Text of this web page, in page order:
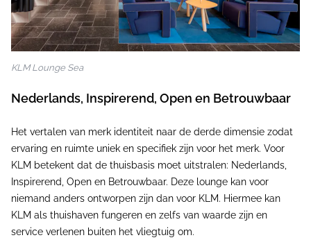
KLM Lounge Sea
Nederlands, Inspirerend, Open en Betrouwbaar
Het vertalen van merk identiteit naar de derde dimensie zodat
ervaring en ruimte uniek en specifiek zijn voor het merk. Voor
KLM betekent dat de thuisbasis moet uitstralen: Nederlands,
Inspirerend, Open en Betrouwbaar. Deze lounge kan voor
niemand anders ontworpen zijn dan voor KLM. Hiermee kan
KLM als thuishaven fungeren en zelfs van waarde zijn en
service verlenen buiten het vliegtuig om.